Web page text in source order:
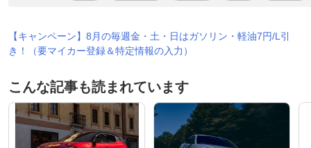
【キャンペーン】8月の毎週金・土・日はガソリン・軽油7円/L引
き！（要マイカー登録＆特定情報の入力）
こんな記事も読まれています